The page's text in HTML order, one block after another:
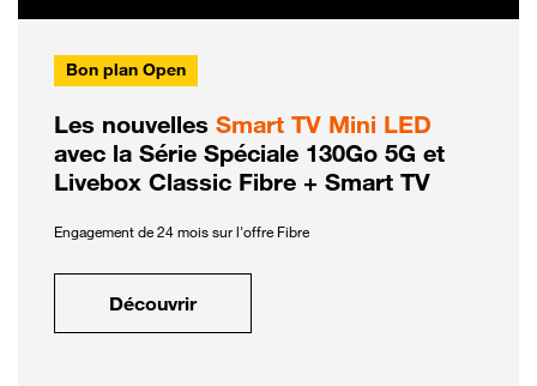
Bon plan Open
Les nouvelles Smart TV Mini LED
avec la Série Spéciale 130Go 5G et
Livebox Classic Fibre + Smart TV
Engagement de 24 mois sur l'offre Fibre
Découvrir